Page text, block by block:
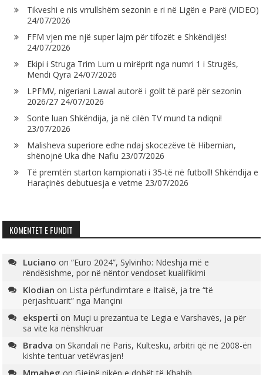
Tikveshi e nis vrrullshëm sezonin e ri në Ligën e Parë (VIDEO)
24/07/2026
FFM vjen me një super lajm për tifozët e Shkëndijës!
24/07/2026
Ekipi i Struga Trim Lum u mirëprit nga numri 1 i Strugës,
Mendi Qyra 24/07/2026
LPFMV, nigeriani Lawal autorë i golit të parë për sezonin
2026/27 24/07/2026
Sonte luan Shkëndija, ja në cilën TV mund ta ndiqni!
23/07/2026
Malisheva superiore edhe ndaj skocezëve të Hibernian,
shënojnë Uka dhe Nafiu 23/07/2026
Të premtën starton kampionati i 35-të në futboll! Shkëndija e
Haraçinës debutuesja e vetme 23/07/2026
KOMENTET E FUNDIT
Luciano on“Euro 2024”, Sylvinho: Ndeshja më e
rëndësishme, por në nëntor vendoset kualifikimi
Klodian on Lista përfundimtare e Italisë, ja tre “të
përjashtuarit” nga Mançini
eksperti on Muçi u prezantua te Legia e Varshavës, ja për
sa vite ka nënshkruar
Bradva onSkandali në Paris, Kultesku, arbitri që në 2008-ën
kishte tentuar vetëvrasjen!